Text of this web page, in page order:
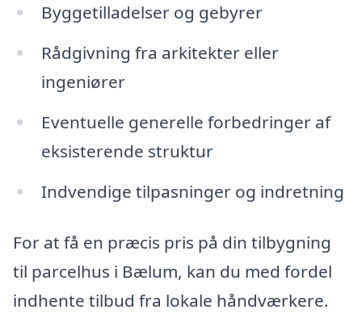
Byggetilladelser og gebyrer
Rådgivning fra arkitekter eller
ingeniører
Eventuelle generelle forbedringer af
eksisterende struktur
Indvendige tilpasninger og indretning
For at få en præcis pris på din tilbygning
til parcelhus i Bælum, kan du med fordel
indhente tilbud fra lokale håndværkere.